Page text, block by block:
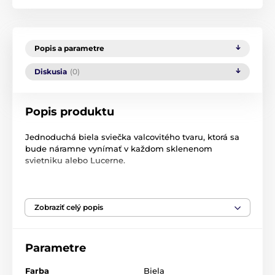
Popis a parametre
Diskusia (0)
Popis produktu
Jednoduchá biela sviečka valcovitého tvaru, ktorá sa
bude náramne vynímať v každom sklenenom
svietniku alebo Lucerne.
Rozmer: 11 x 10 cm
Hmotnosť:700 g
Farba
Zobraziť celý popis
Parametre
Farba Biela